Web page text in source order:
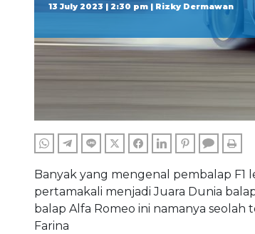
13 July 2023 | 2:30 pm | Rizky Dermawan
WHATSAPPTELEGRAM
LINE TWITTERFACEBOOKLINKEDINPINTEREST
Banyak yang mengenal pembalap F1
pertamakali menjadi Juara Dunia
balap Alfa Romeo ini namanya seolah
Farina